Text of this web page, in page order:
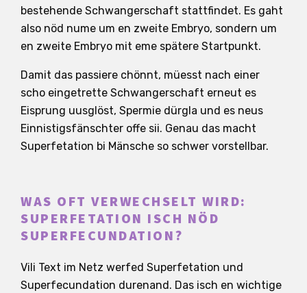
bestehende Schwangerschaft stattfindet. Es gaht
also nöd nume um en zweite Embryo, sondern um
en zweite Embryo mit eme spätere Startpunkt.
Damit das passiere chönnt, müesst nach einer
scho eingetrette Schwangerschaft erneut es
Eisprung uusglöst, Spermie dürgla und es neus
Einnistigsfänschter offe sii. Genau das macht
Superfetation bi Mänsche so schwer vorstellbar.
WAS OFT VERWECHSELT WIRD:
SUPERFETATION ISCH NÖD
SUPERFECUNDATION?
Vili Text im Netz werfed Superfetation und
Superfecundation durenand. Das isch en wichtige